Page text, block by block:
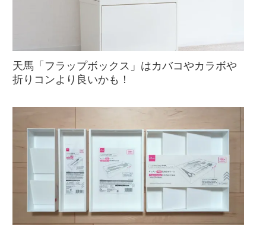
天馬「フラップボックス」はカバコやカラボや
折りコンより良いかも！